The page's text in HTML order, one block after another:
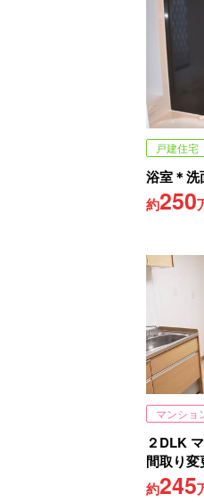
戸建住宅
浴室＊洗
約250
マンショ
２DLK
間取り変
約245